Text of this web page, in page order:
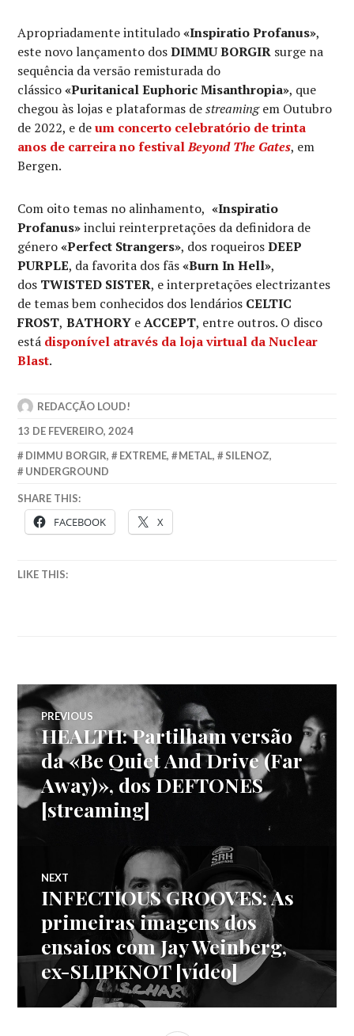
Apropriadamente intitulado«Inspiratio Profanus»,
este novo lançamento dosDIMMU BORGIR surge na
sequência da versão remisturada do
clássico«Puritanical Euphoric Misanthropia», que
chegou às lojas e plataformas destreamingem Outubro
de 2022, e deum concerto celebratório de trinta
anos de carreira no festivalBeyond The Gates, em
Bergen.
Com oito temas no alinhamento, «Inspiratio
Profanus»inclui reinterpretações da definidora de
género«Perfect Strangers», dos roqueirosDEEP
PURPLE, da favorita dos fãs«Burn In Hell»,
dos TWISTED SISTER, e interpretações electrizantes
de temas bem conhecidos dos lendários CELTIC
FROST, BATHORY eACCEPT, entre outros. O disco
está disponível através da loja virtual da Nuclear
Blast.
REDACÇÃO LOUD!
13 DE FEVEREIRO, 2024
DIMMU BORGIR, EXTREME, METAL, SILENOZ,
UNDERGROUND
SHARE THIS:
FACEBOOK X
LIKE THIS:
Navegação
de
artigos
PREVIOUS
Previous
post:
HEALTH: Partilham versão
da «Be Quiet And Drive (Far
Away)», dos DEFTONES
[streaming]
NEXT
Next
post:
INFECTIOUS GROOVES: As
primeiras imagens dos
ensaios com Jay Weinberg,
ex-SLIPKNOT [vídeo]